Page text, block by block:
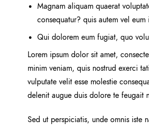
Magnam aliquam quaerat
consequatur? quis autem vel
Qui dolorem eum fugiat, quo
Lorem ipsum dolor sit amet,
minim veniam, quis nostrud exerci
vulputate velit esse molestie
delenit augue duis dolore te feugait
Sed ut perspiciatis, unde omnis iste